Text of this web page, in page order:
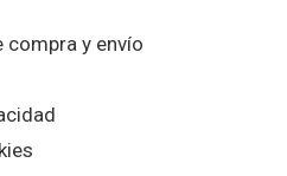
compra y envío